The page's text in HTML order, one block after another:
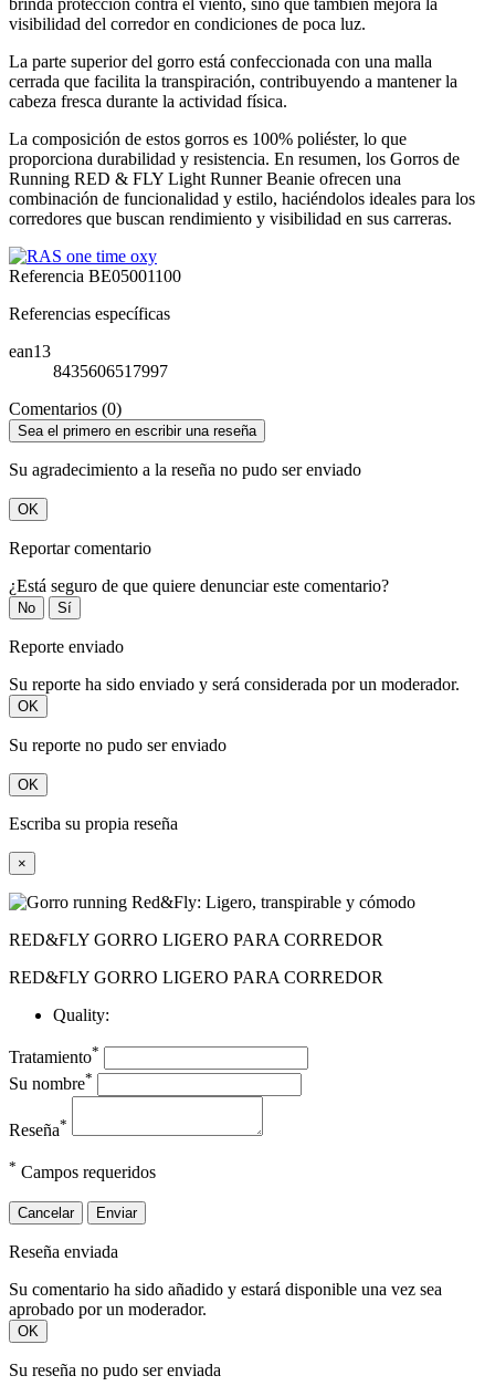
visibilidad del corredor en condiciones de poca luz.
La parte superior del gorro está confeccionada con una malla
cerrada que facilita la transpiración, contribuyendo a mantener la
cabeza fresca durante la actividad física.
La composición de estos gorros es 100% poliéster, lo que
proporciona durabilidad y resistencia. En resumen, los Gorros de
Running RED & FLY Light Runner Beanie ofrecen una
combinación de funcionalidad y estilo, haciéndolos ideales para los
corredores que buscan rendimiento y visibilidad en sus carreras.
Referencia BE05001100
Referencias específicas
ean13
8435606517997
Comentarios (0)
Sea el primero en escribir una reseña
Su agradecimiento a la reseña no pudo ser enviado
OK
Reportar comentario
¿Está seguro de que quiere denunciar este comentario?
No Sí
Reporte enviado
Su reporte ha sido enviado y será considerada por un moderador.
OK
Su reporte no pudo ser enviado
OK
Escriba su propia reseña
×
RED&FLY GORRO LIGERO PARA CORREDOR
RED&FLY GORRO LIGERO PARA CORREDOR
Quality:
Tratamiento*
Su nombre*
Reseña*
* Campos requeridos
Cancelar Enviar
Reseña enviada
Su comentario ha sido añadido y estará disponible una vez sea
aprobado por un moderador.
OK
Su reseña no pudo ser enviada